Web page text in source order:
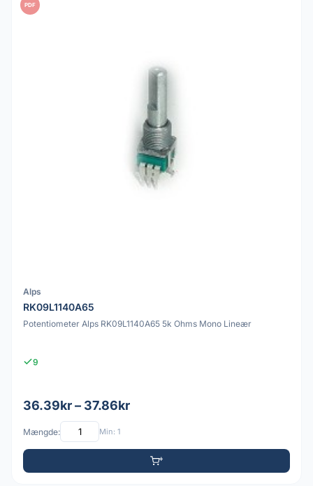
PDF
Alps
RK09L1140A65
Potentiometer Alps RK09L1140A65 5k Ohms Mono Lineær
9
36.39kr – 37.86kr
Mængde: Min: 1